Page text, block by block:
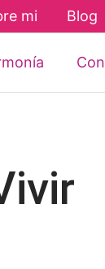
mi Blog